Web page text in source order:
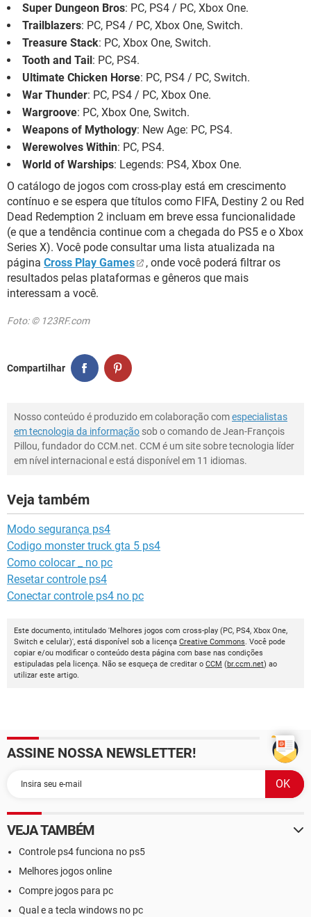
Super Dungeon Bros: PC, PS4 / PC, Xbox One.
Trailblazers: PC, PS4 / PC, Xbox One, Switch.
Treasure Stack: PC, Xbox One, Switch.
Tooth and Tail: PC, PS4.
Ultimate Chicken Horse: PC, PS4 / PC, Switch.
War Thunder: PC, PS4 / PC, Xbox One.
Wargroove: PC, Xbox One, Switch.
Weapons of Mythology: New Age: PC, PS4.
Werewolves Within: PC, PS4.
World of Warships: Legends: PS4, Xbox One.
O catálogo de jogos com cross-play está em crescimento
contínuo e se espera que títulos como FIFA, Destiny 2 ou Red
Dead Redemption 2 incluam em breve essa funcionalidade
(e que a tendência continue com a chegada do PS5 e o Xbox
Series X). Você pode consultar uma lista atualizada na
página Cross Play Games
, onde você poderá filtrar os
resultados pelas plataformas e gêneros que mais
interessam a você.
Foto: © 123RF.com
Compartilhar
Nosso conteúdo é produzido em colaboração comespecialistas
em tecnologia da informação sob o comando de Jean-François
Pillou, fundador do CCM.net. CCM é um site sobre tecnologia líder
em nível internacional e está disponível em 11 idiomas.
Veja também
Modo segurança ps4
Codigo monster truck gta 5 ps4
Como colocar _ no pc
Resetar controle ps4
Conectar controle ps4 no pc
Este documento, intitulado 'Melhores jogos com cross-play (PC, PS4, Xbox One,
Switch e celular)', está disponível sob a licença Creative Commons. Você pode
copiar e/ou modificar o conteúdo desta página com base nas condições
estipuladas pela licença. Não se esqueça de creditar o CCM (br.ccm.net) ao
utilizar este artigo.
ASSINE NOSSA NEWSLETTER!
VEJA TAMBÉM
Controle ps4 funciona no ps5
Melhores jogos online
Compre jogos para pc
Qual e a tecla windows no pc